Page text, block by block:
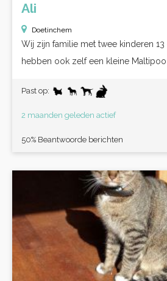
Ali
Doetinchem
Wij zijn familie met twee kinderen 13
hebben ook zelf een kleine Maltipoo
Past op:
2 maanden geleden actief
50% Beantwoorde berichten